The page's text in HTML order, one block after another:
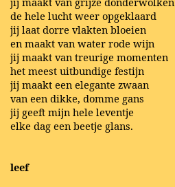
de hele lucht weer opgeklaard
jij laat dorre vlakten bloeien
en maakt van water rode wijn
jij maakt van treurige momenten
het meest uitbundige festijn
jij maakt een elegante zwaan
van een dikke, domme gans
jij geeft mijn hele leventje
elke dag een beetje glans.
leef